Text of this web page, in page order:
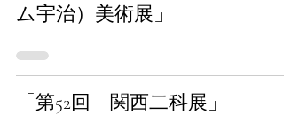
ム宇治）美術展」
「第52回 関西二科展」